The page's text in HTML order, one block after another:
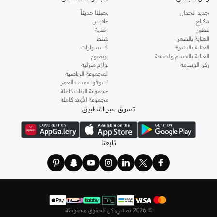
اطلعي على تشكيلة متكاملة من
والبلوزات والقمصان والتيشيرتات، من أفضل
الماركات مثل أويشو و
وريسوتألقي في عطلة نهاية الأسبوع وأثناء
ذهابك إلى العمل وفي السهرات والمناسبات المتنوعة.
اختاريفساتين
أنيقة بتصاميم عصرية تناسب ذوقك، بقصّات طويلة أو قصيرة،
وباستايلات كاجوال أو رسمية. لدينا خيارات متعددة من علامات رائدة مثل
! اختاري من مجموعتنا قطعًا أنثوية مثل
، أو اقتني العبوات الاقتصادية التي تحتوي على كافة القطع الأساسية.
مريحة، بما في ذلك قمصان النوم والبيجامات من علامات
نعوميوغيرها.
استعدي لأجواء الصيف مع مجموعتنا من ملابس السباحة التي تضم كل ما تحتاجينه،
مستلزمات الشاطئ أو المسبح.
من علامات رائدة مثلتمبرلاندو لاكوست وغانتوجيوردانووغيرها، لتكون دائمًا في أبهى
صورة سواء كنت متوجهاً إلى عملك أو تقضي عطلة نهاية الأسبوع برفقة أصدقائك
جديد الجمال
مكياج
عطور
العناية بالشعر
العناية بالبشرة
العناية بالجسم والصحة
ركن الوسامة
وصلنا حديثاً
ملابس
احذية
شنط
اكسسوارات
بريميوم
لوازم منزلية
المجموعة الرياضية
تسوقوا حسب العمر
مجموعة البنات كاملة
مجموعة الأولاد كاملة
تسوق عبر التطبيق
تابعنا
© 2026 نمشي. كل الحقوق محفوظة